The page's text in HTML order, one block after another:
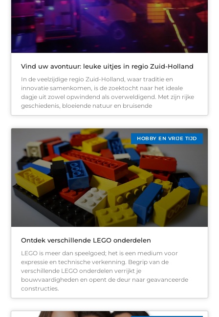
Vind uw avontuur: leuke uitjes in regio Zuid-Holland
In de veelzijdige regio Zuid-Holland, waar traditie en
innovatie samenkomen, is de zoektocht naar het ideale
dagje uit zowel opwindend als overweldigend. Met zijn rijke
geschiedenis, bloeiende natuur en bruisende
HOBBY EN VRIJE TIJD
Ontdek verschillende LEGO onderdelen
LEGO is meer dan speelgoed; het is een medium voor
expressie en technische verkenning. Begrip van de
verschillende LEGO onderdelen verrijkt je
bouwvaardigheden en opent de deur naar geavanceerde
constructies.